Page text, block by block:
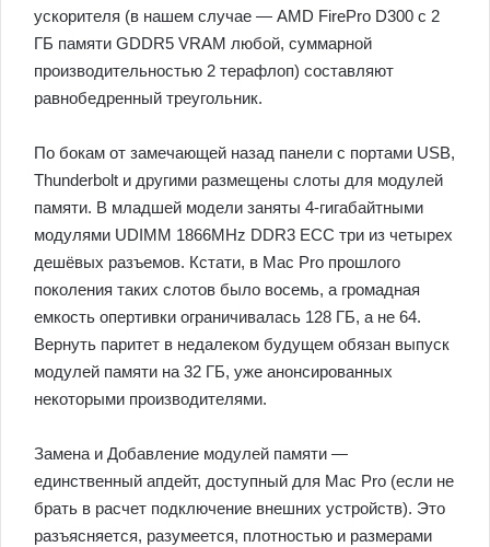
ускорителя (в нашем случае — AMD FirePro D300 с 2
ГБ памяти GDDR5 VRAM любой, суммарной
производительностью 2 терафлоп) составляют
равнобедренный треугольник.
По бокам от замечающей назад панели с портами USB,
Thunderbolt и другими размещены слоты для модулей
памяти. В младшей модели заняты 4-гигабайтными
модулями UDIMM 1866MHz DDR3 ECC три из четырех
дешёвых разъемов. Кстати, в Mac Pro прошлого
поколения таких слотов было восемь, а громадная
емкость опертивки ограничивалась 128 ГБ, а не 64.
Вернуть паритет в недалеком будущем обязан выпуск
модулей памяти на 32 ГБ, уже анонсированных
некоторыми производителями.
Замена и Добавление модулей памяти —
единственный апдейт, доступный для Mac Pro (если не
брать в расчет подключение внешних устройств). Это
разъясняется, разумеется, плотностью и размерами